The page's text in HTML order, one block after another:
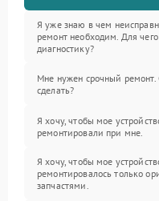
Я уже знаю в чем
ремонт необходим. Для
диагностику?
Мне нужен срочный
сделать?
Я хочу, чтобы мое
ремонтировали при мне.
Я хочу, чтобы мое
ремонтировалось только
запчастями.